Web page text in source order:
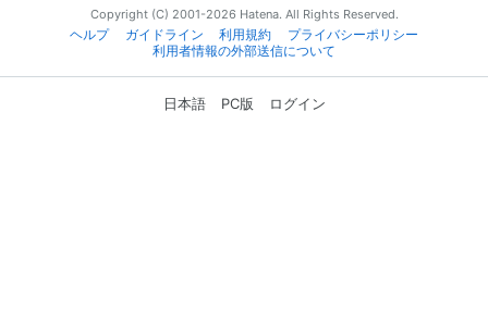
Copyright (C) 2001-2026 Hatena. All Rights Reserved.
ヘルプ
ガイドライン 利用規約
プライバシーポリシー
利用者情報の外部送信について
日本語 PC版 ログイン